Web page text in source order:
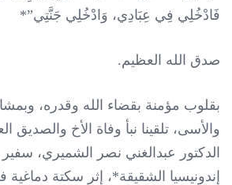
فَادْخُلِي فِي عِبَادِي، وَادْخُلِي جَنَّتِي”*
صدق الله العظيم.
بقلوب مؤمنة بقضاء الله وقدره،
والأسى، تلقينا نبأ وفاة الأخ والصديق
الدكتور عبدالغني نصر الشميري، سفير
إندونيسيا الشقيقة*، إثر سكتة